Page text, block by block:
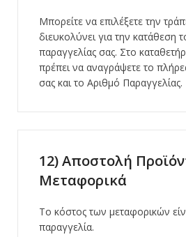
Μπορείτε να επιλέξετε την
διευκολύνει για την κατάθεση
παραγγελίας σας. Στο
πρέπει να αναγράψετε το
σας και το Αριθμό Παραγγελίας.
12) Αποστολή
Μεταφορικά
Το κόστος των μεταφορικών
παραγγελία.